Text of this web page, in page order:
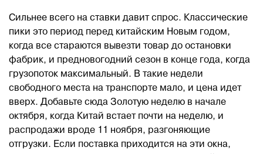
Сильнее всего на ставки давит спрос. Классические
пики это период перед китайским Новым годом,
когда все стараются вывезти товар до остановки
фабрик, и предновогодний сезон в конце года, когда
грузопоток максимальный. В такие недели
свободного места на транспорте мало, и цена идет
вверх. Добавьте сюда Золотую неделю в начале
октября, когда Китай встает почти на неделю, и
распродажи вроде 11 ноября, разгоняющие
отгрузки. Если поставка приходится на эти окна,